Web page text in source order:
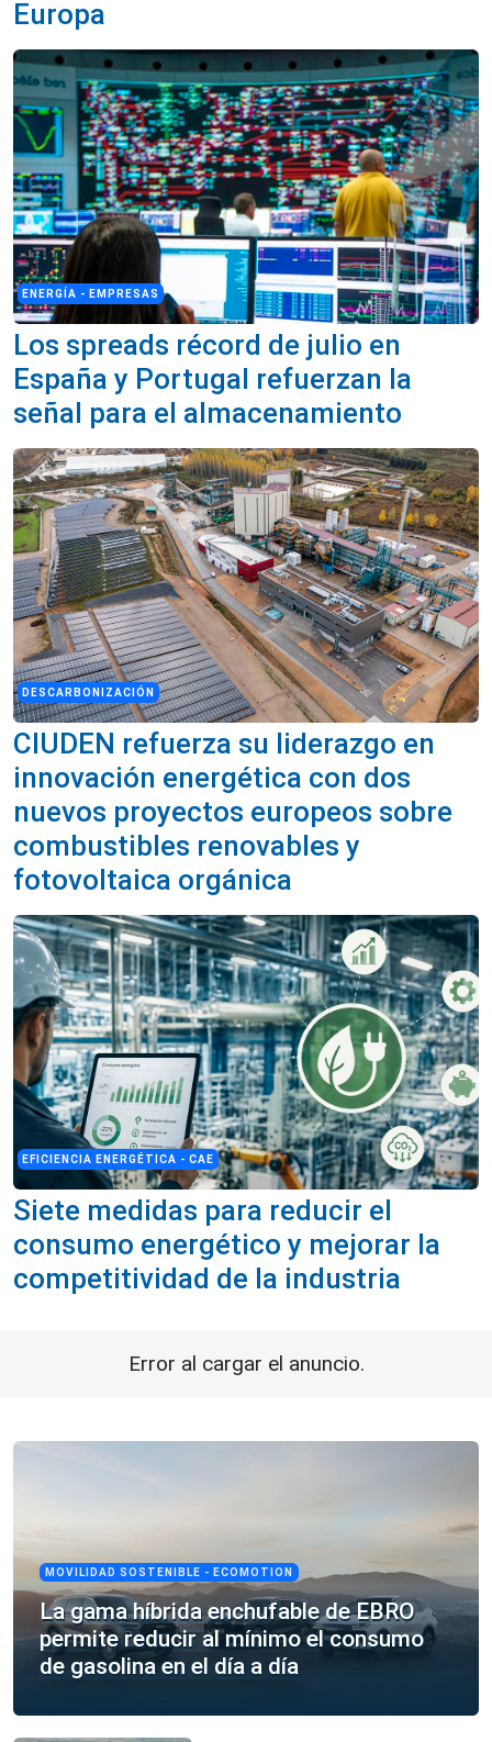
Europa
ENERGÍA - EMPRESAS
Los spreads récord de julio en
España y Portugal refuerzan la
señal para el almacenamiento
DESCARBONIZACIÓN
CIUDEN refuerza su liderazgo en
innovación energética con dos
nuevos proyectos europeos sobre
combustibles renovables y
fotovoltaica orgánica
EFICIENCIA ENERGÉTICA - CAE
Siete medidas para reducir el
consumo energético y mejorar la
competitividad de la industria
Error al cargar el anuncio.
MOVILIDAD SOSTENIBLE - ECOMOTION
La gama híbrida enchufable de EBRO
permite reducir al mínimo el consumo
de gasolina en el día a día